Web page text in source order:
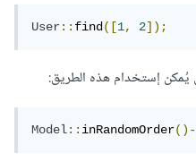
User::find([1, 2]);
إستخدام هذه الطريق:
Model::inRandomOrder